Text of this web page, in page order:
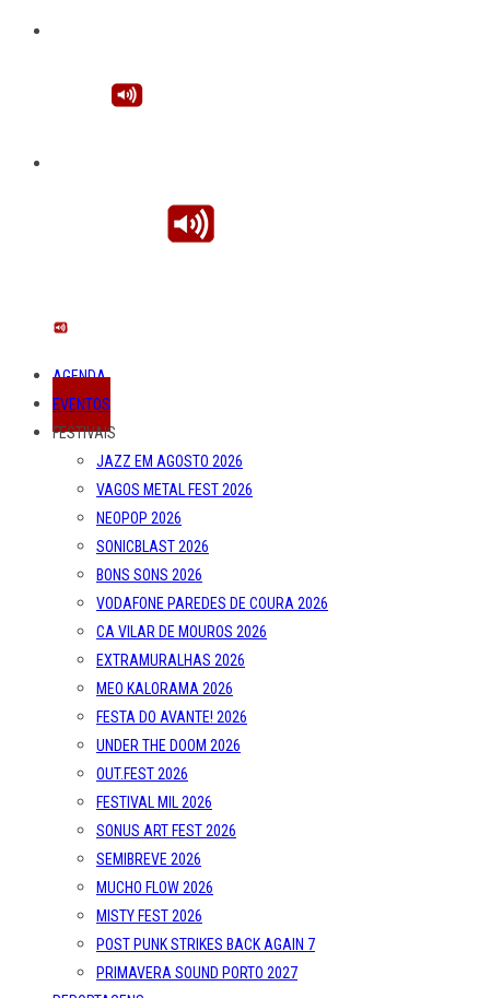
AGENDA
EVENTOS
FESTIVAIS
JAZZ EM AGOSTO 2026
VAGOS METAL FEST 2026
NEOPOP 2026
SONICBLAST 2026
BONS SONS 2026
VODAFONE PAREDES DE COURA 2026
CA VILAR DE MOUROS 2026
EXTRAMURALHAS 2026
MEO KALORAMA 2026
FESTA DO AVANTE! 2026
UNDER THE DOOM 2026
OUT.FEST 2026
FESTIVAL MIL 2026
SONUS ART FEST 2026
SEMIBREVE 2026
MUCHO FLOW 2026
MISTY FEST 2026
POST PUNK STRIKES BACK AGAIN 7
PRIMAVERA SOUND PORTO 2027